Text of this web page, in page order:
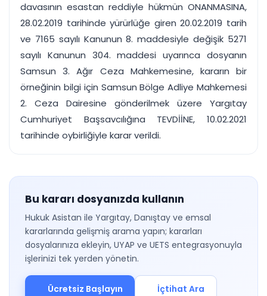
davasının esastan reddiyle hükmün ONANMASINA,
28.02.2019 tarihinde yürürlüğe giren 20.02.2019 tarih
ve 7165 sayılı Kanunun 8. maddesiyle değişik 5271
sayılı Kanunun 304. maddesi uyarınca dosyanın
Samsun 3. Ağır Ceza Mahkemesine, kararın bir
örneğinin bilgi için Samsun Bölge Adliye Mahkemesi
2. Ceza Dairesine gönderilmek üzere Yargıtay
Cumhuriyet Başsavcılığına TEVDİİNE, 10.02.2021
tarihinde oybirliğiyle karar verildi.
Bu kararı dosyanızda kullanın
Hukuk Asistan ile Yargıtay, Danıştay ve emsal
kararlarında gelişmiş arama yapın; kararları
dosyalarınıza ekleyin, UYAP ve UETS entegrasyonuyla
işlerinizi tek yerden yönetin.
Ücretsiz Başlayın İçtihat Ara